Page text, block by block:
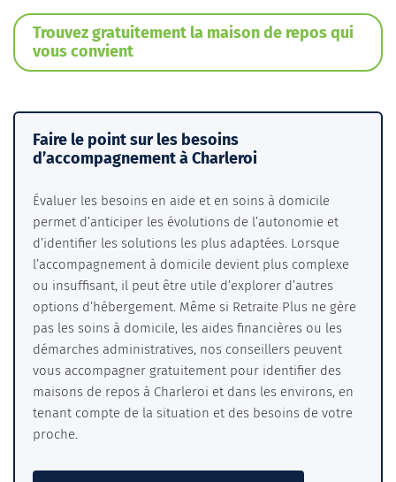
Trouvez gratuitement la maison de repos qui
vous convient
Faire le point sur les besoins
d’accompagnement à Charleroi
Évaluer les besoins en aide et en soins à domicile
permet d’anticiper les évolutions de l’autonomie et
d’identifier les solutions les plus adaptées. Lorsque
l’accompagnement à domicile devient plus complexe
ou insuffisant, il peut être utile d’explorer d’autres
options d’hébergement. Même si Retraite Plus ne gère
pas les soins à domicile, les aides financières ou les
démarches administratives, nos conseillers peuvent
vous accompagner gratuitement pour identifier des
maisons de repos à Charleroi et dans les environs, en
tenant compte de la situation et des besoins de votre
proche.